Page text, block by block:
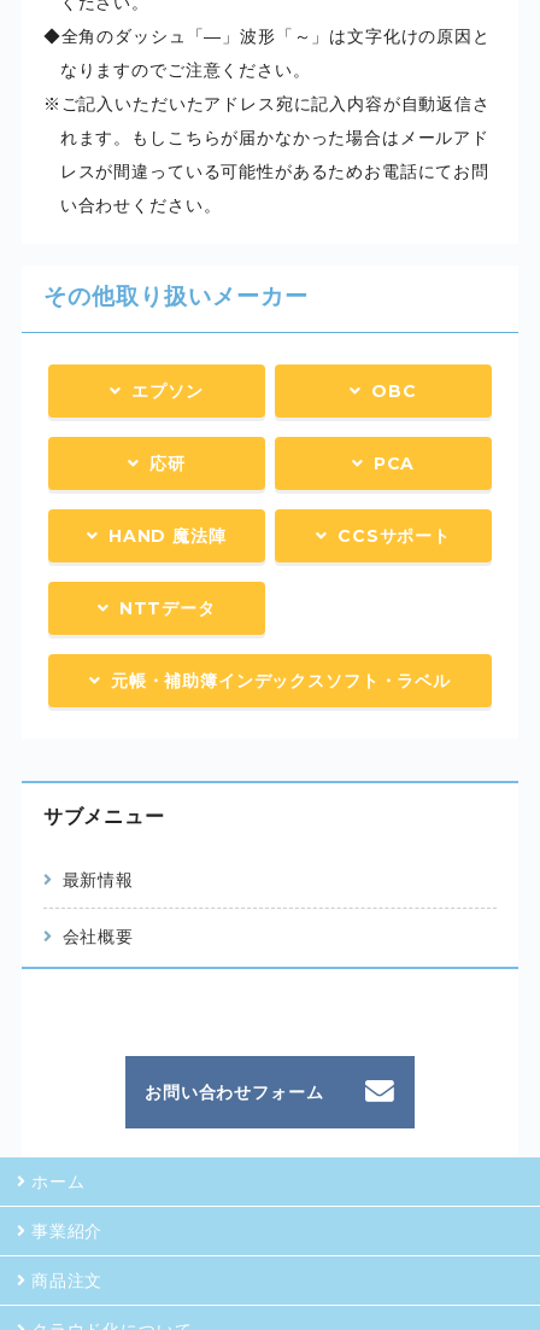
全角のダッシュ「―」波形「～」は文字化けの原因と
なりますのでご注意ください。
ご記入いただいたアドレス宛に記入内容が自動返信さ
れます。もしこちらが届かなかった場合はメールアド
レスが間違っている可能性があるためお電話にてお問
い合わせください。
その他取り扱いメーカー
エプソン OBC
応研 PCA
HAND 魔法陣 CCSサポート
NTTデータ
元帳・補助簿インデックスソフト・ラベル
サブメニュー
最新情報
会社概要
お問い合わせフォーム
ホーム
事業紹介
商品注文